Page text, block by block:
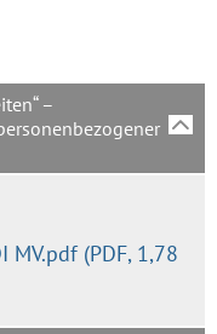
–
MV.pdf (PDF, 1,78